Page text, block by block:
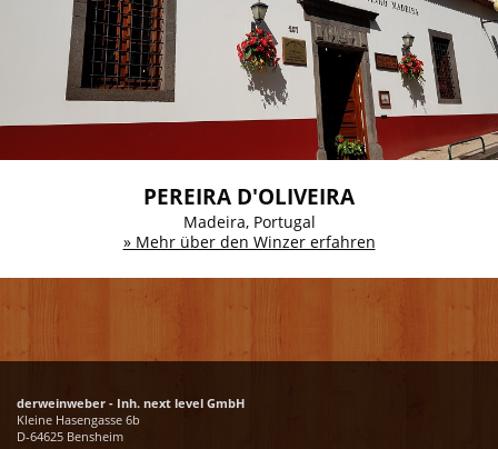
PEREIRA D'OLIVEIRA
Madeira, Portugal
» Mehr über den Winzer erfahren
derweinweber - Inh. next level GmbH
Kleine Hasengasse 6b
D-64625 Bensheim